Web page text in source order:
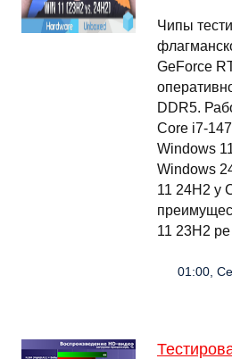
Чипы
GeForce
DDR5.
Core i7-
Windows
Windows
11 24H2 у
11 23H2
01:00,